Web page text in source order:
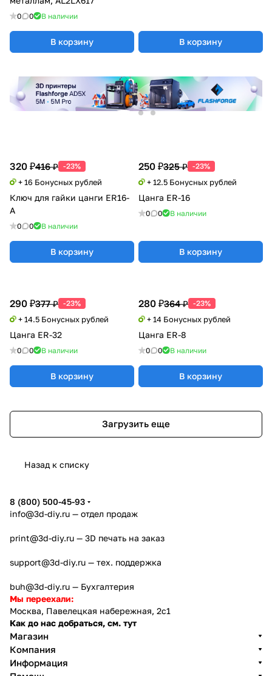
0 0 В наличии
В корзину В корзину
320 ₽416 ₽ -23%
+ 16 Бонусных рублей
Ключ для гайки цанги ER16-
A
0 0 В наличии
В корзину
250 ₽325 ₽ -23%
+ 12.5 Бонусных рублей
Цанга ER-16
0 0 В наличии
В корзину
290 ₽377 ₽ -23%
+ 14.5 Бонусных рублей
Цанга ER-32
0 0 В наличии
В корзину
280 ₽364 ₽ -23%
+ 14 Бонусных рублей
Цанга ER-8
0 0 В наличии
В корзину
Загрузить еще
Назад к списку
8 (800) 500-45-93
info@3d-diy.ru — отдел продаж
print@3d-diy.ru — 3D печать на заказ
support@3d-diy.ru — тех. поддержка
buh@3d-diy.ru — Бухгалтерия
Мы переехали:
Москва, Павелецкая набережная, 2с1
Как до нас добраться, см. тут
Магазин
Компания
Информация